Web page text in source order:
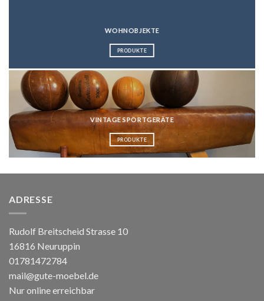
WOHNOBJEKTE
PRODUKTE
VINTAGE SPORTGERÄTE
PRODUKTE
ADRESSE
Rudolf Breitscheid Strasse 10
16816 Neuruppin
01781472784
mail@gute-moebel.de
Nur online erreichbar